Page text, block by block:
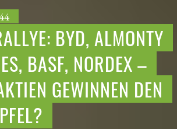
BYD, ALMONTY
BASF, NORDEX –
GEWINNEN DEN